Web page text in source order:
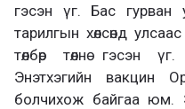
гэсэн үг. Бас гурван
тарилгын хөлсөнд улсаас
төлбөр төлнө гэсэн
Энэтхэгийн вакцин
болчихож байгаа юм.